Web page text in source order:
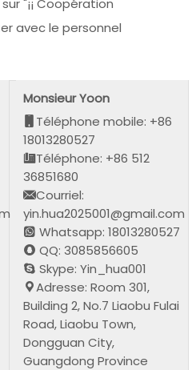
"¡¡ Coopération
avec le personnel
Monsieur Yoon
Téléphone mobile: +86
18013280527
Téléphone: +86 512
36851680
Courriel:
yin.hua2025001@gmail.com
Whatsapp: 18013280527
QQ: 3085856605
Skype: Yin_hua001
Adresse: Room 301,
Building 2, No.7 Liaobu Fulai
Road, Liaobu Town,
Dongguan City,
Guangdong Province